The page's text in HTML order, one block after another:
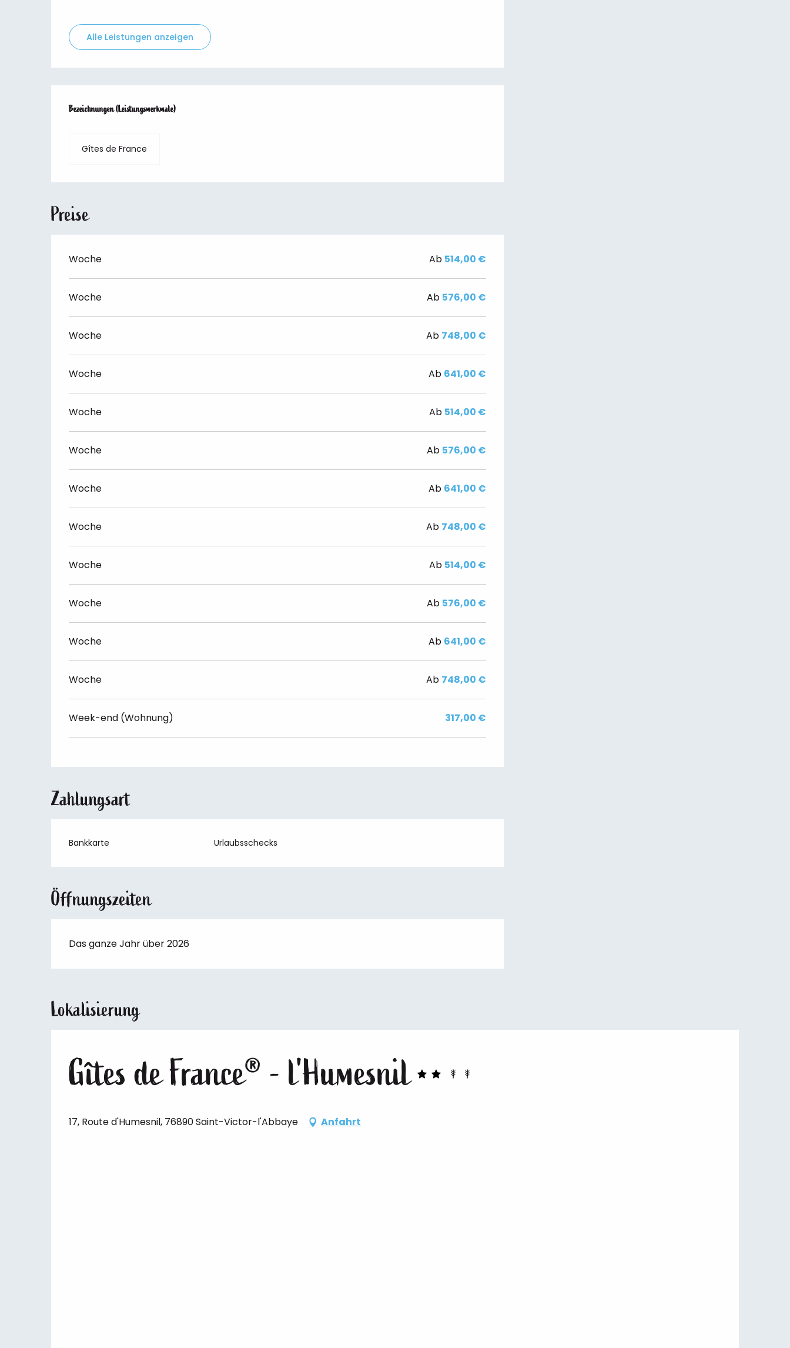
Alle Leistungen anzeigen
Leistungensmöglichkeiten
Bezeichnungen (Leistungsmerkmale)
Bezeichnungen (Leistungsmerkmale)
Gîtes de France
Preise
Woche Ab 514,00 €
Woche Ab 576,00 €
Woche Ab 748,00 €
Woche Ab 641,00 €
Woche Ab 514,00 €
Woche Ab 576,00 €
Woche Ab 641,00 €
Woche Ab 748,00 €
Woche Ab 514,00 €
Woche Ab 576,00 €
Woche Ab 641,00 €
Woche Ab 748,00 €
Week-end (Wohnung) 317,00 €
Zahlungsart
Bankkarte Urlaubsschecks
Öffnungszeiten
Das ganze Jahr über 2026
Lokalisierung
Gîtes de France® - l'Humesnil
17, Route d'Humesnil, 76890 Saint-Victor-l'Abbaye Anfahrt